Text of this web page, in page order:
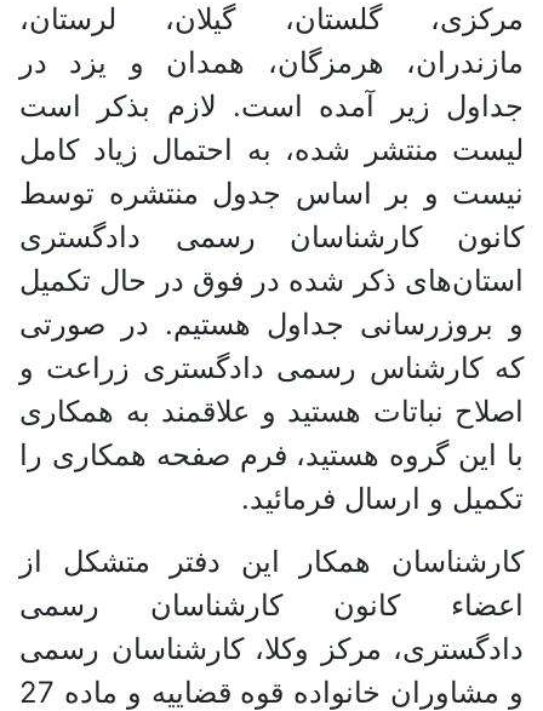
گلستان، گیلان، لرستان،
هرمزگان، همدان و یزد در
زیر آمده است. لازم بذکر است
منتشر شده، به احتمال زیاد کامل
و بر اساس جدول منتشره توسط
کارشناسان رسمی دادگستری
ذکر شده در فوق در حال تکمیل
جداول هستیم. در صورتی
کارشناس رسمی دادگستری زراعت و
نباتات هستید و علاقمند به همکاری
این گروه هستید، فرم صفحه همکاری را
و ارسال فرمائید.
همکار این دفتر متشکل از
کانون کارشناسان رسمی
مرکز وکلا، کارشناسان رسمی
و مشاوران خانواده قوه قضاییه و ماده 27